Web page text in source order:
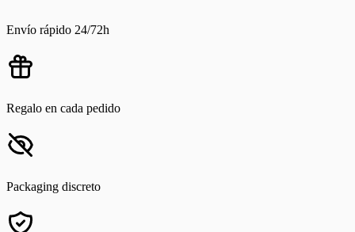
Envío rápido 24/72h
Regalo en cada pedido
Packaging discreto